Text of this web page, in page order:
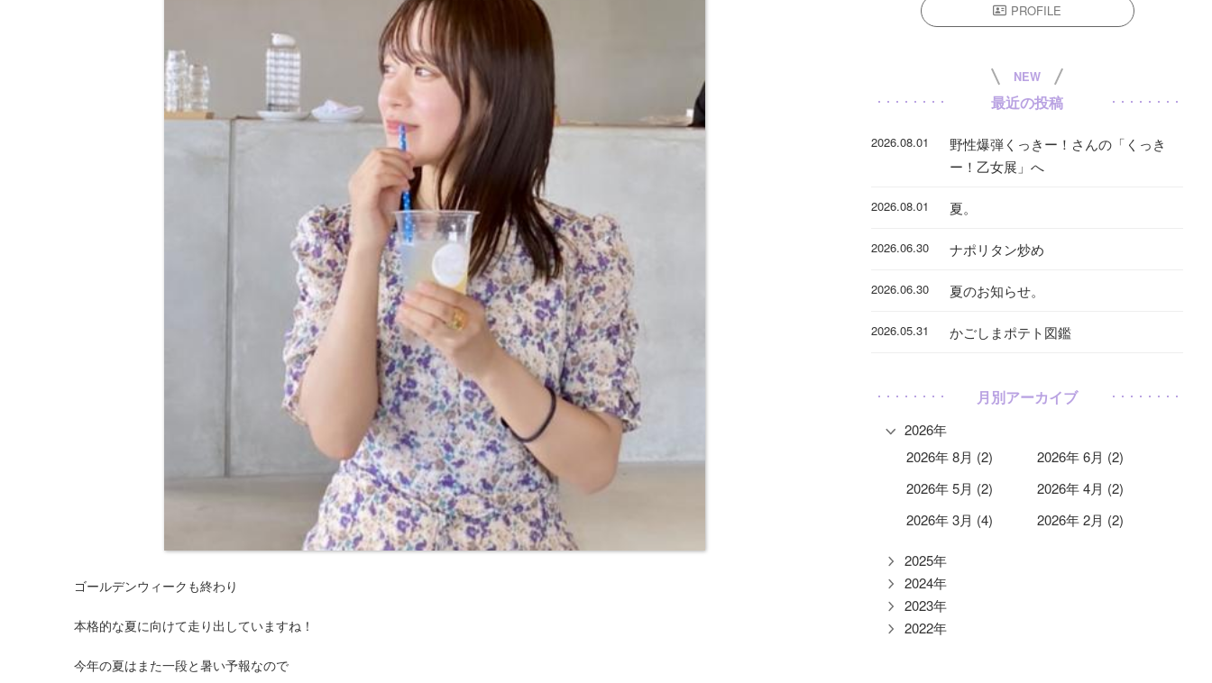
ゴールデンウィークも終わり
本格的な夏に向けて走り出していますね！
今年の夏はまた一段と暑い予報なので
PROFILE
NEW
最近の投稿
2026.08.01
野性爆弾くっきー！さんの「くっき
ー！乙女展」へ
2026.08.01 夏。
2026.06.30 ナポリタン炒め
2026.06.30 夏のお知らせ。
2026.05.31 かごしまポテト図鑑
月別アーカイブ
2026年
2026年 8月 (2)
2026年 6月 (2)
2026年 5月 (2)
2026年 4月 (2)
2026年 3月 (4)
2026年 2月 (2)
2025年
2024年
2023年
2022年